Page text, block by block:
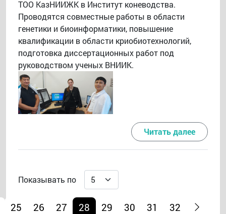
ТОО КазНИИЖК в Институт коневодства.
Проводятся совместные работы в области
генетики и биоинформатики, повышение
квалификации в области криобиотехнологий,
подготовка диссертационных работ под
руководством ученых ВНИИК.
Читать далее
Показывать по
25 26 27 28 29 30 31 32